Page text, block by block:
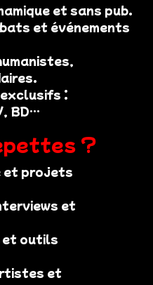
et sans pub.
et événements
:
BD…
?
et projets
et
et outils
et